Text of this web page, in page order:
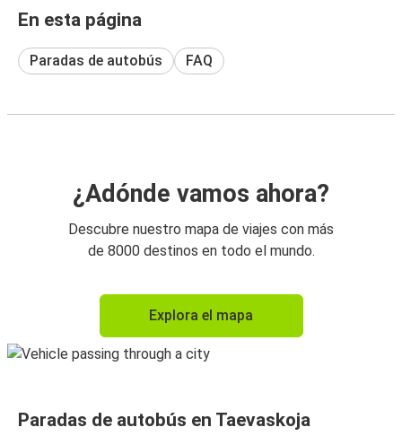
En esta página
Paradas de autobús FAQ
¿Adónde vamos ahora?
Descubre nuestro mapa de viajes con más
de 8000 destinos en todo el mundo.
Explora el mapa
Paradas de autobús en Taevaskoja